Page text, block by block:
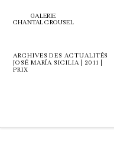
GALERIE
CHANTAL CROUSEL
ARCHIVES DES ACTUALITÉS
JOSÉ MARÍA SICILIA | 2011 |
PRIX